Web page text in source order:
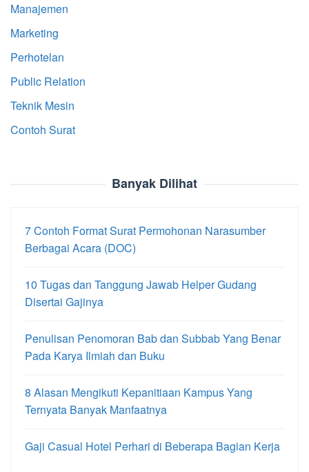
Manajemen
Marketing
Perhotelan
Public Relation
Teknik Mesin
Contoh Surat
Banyak Dilihat
7 Contoh Format Surat Permohonan Narasumber
Berbagai Acara (DOC)
10 Tugas dan Tanggung Jawab Helper Gudang
Disertai Gajinya
Penulisan Penomoran Bab dan Subbab Yang Benar
Pada Karya Ilmiah dan Buku
8 Alasan Mengikuti Kepanitiaan Kampus Yang
Ternyata Banyak Manfaatnya
Gaji Casual Hotel Perhari di Beberapa Bagian Kerja